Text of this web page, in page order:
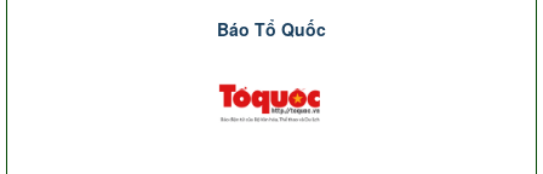
Báo Tổ Quốc